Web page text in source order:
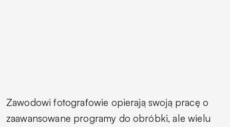
Zawodowi fotografowie opierają swoją pracę o
zaawansowane programy do obróbki, ale wielu